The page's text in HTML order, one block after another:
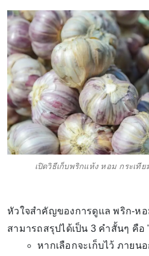
เปิดวิธีเก็บพริกแห้ง หอม กระเ
หัวใจสำคัญของการดูแล พริก-ห
สามารถสรุปได้เป็น 3 คำสั้นๆ คือ
หากเลือกจะเก็บไว้ ภายน